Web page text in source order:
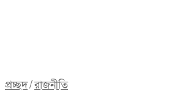
প্রচ্ছদ/রাজনীতি